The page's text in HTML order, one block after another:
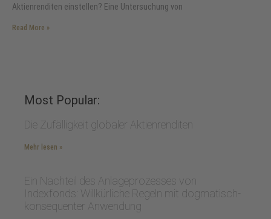
Aktienrenditen einstellen? Eine Untersuchung von
Read More »
Most Popular:
Die Zufälligkeit globaler Aktienrenditen
Mehr lesen »
Ein Nachteil des Anlageprozesses von
Indexfonds: Willkürliche Regeln mit dogmatisch-
konsequenter Anwendung